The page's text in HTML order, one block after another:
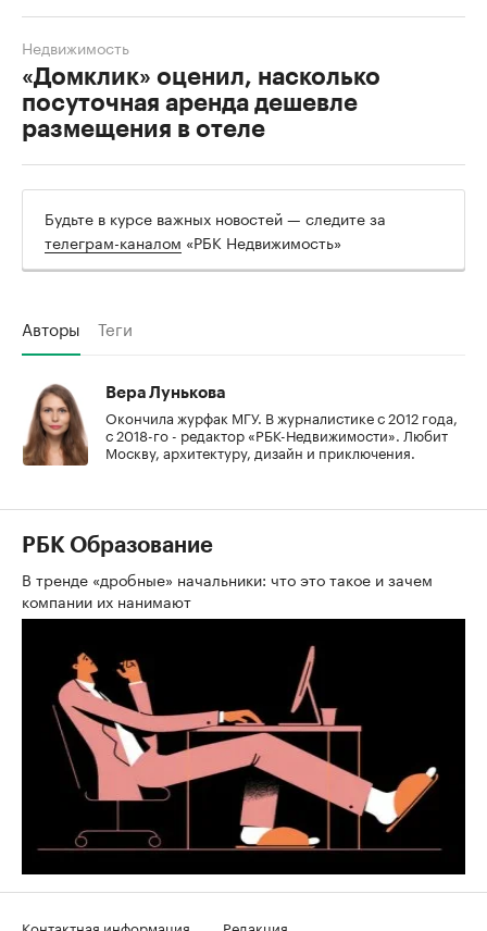
«Домклик» оценил, насколько
посуточная аренда дешевле
размещения в отеле
Недвижимость
Будьте в курсе важных новостей — следите за
телеграм-каналом «РБК Недвижимость»
Авторы Теги
Вера Лунькова
Окончила журфак МГУ. В журналистике с 2012 года,
с 2018-го - редактор «РБК-Недвижимости». Любит
Москву, архитектуру, дизайн и приключения.
РБК Образование
В тренде «дробные» начальники: что это такое и зачем
компании их нанимают